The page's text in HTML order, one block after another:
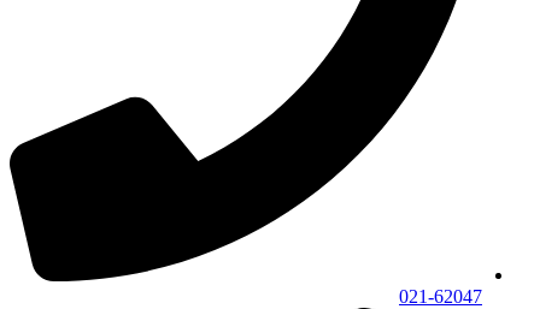
021-62047